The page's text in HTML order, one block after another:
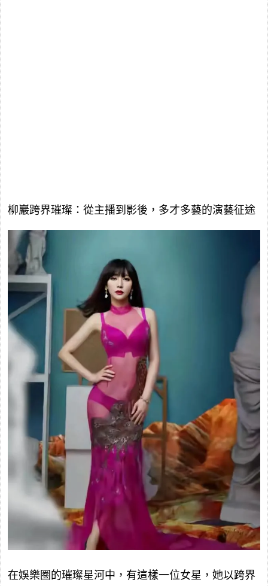
柳巖跨界璀璨：從主播到影後，多才多藝的演藝征途
在娛樂圈的璀璨星河中，有這樣一位女星，她以跨界